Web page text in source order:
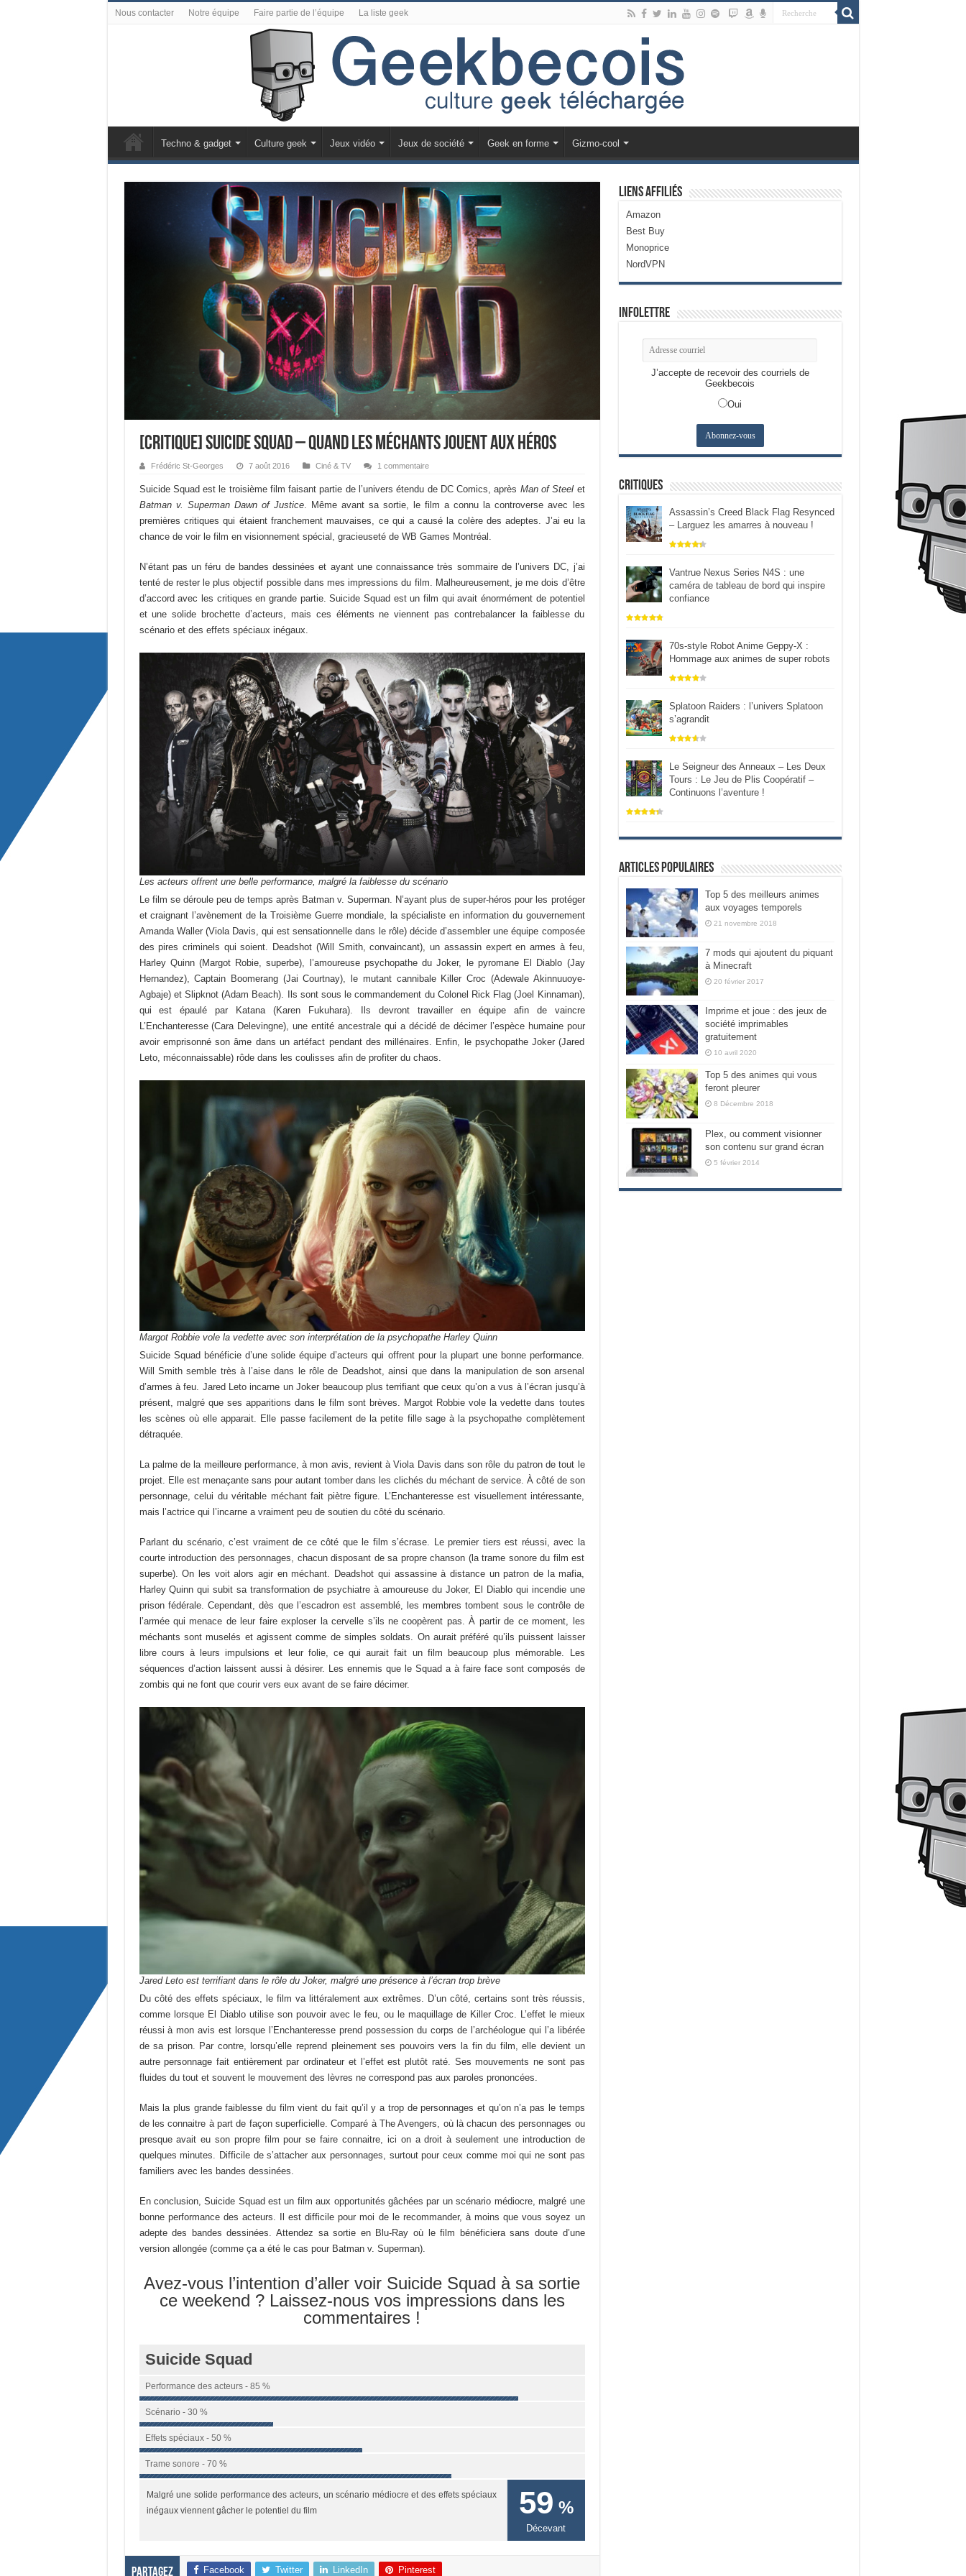
Nous contacter Notre équipe Faire partie de l’équipe La liste geek
Techno & gadget Culture geek Jeux vidéo Jeux de société Geek en forme Gizmo-cool
[Critique] Suicide Squad – Quand les méchants jouent aux héros
Frédéric St-Georges 7 août 2016 Ciné & TV 1 commentaire
Suicide Squad est le troisième film faisant partie de l’univers étendu de DC Comics, après Man of Steel et
Batman v. Superman Dawn of Justice. Même avant sa sortie, le film a connu la controverse avec les
premières critiques qui étaient franchement mauvaises, ce qui a causé la colère des adeptes. J’ai eu la
chance de voir le film en visionnement spécial, gracieuseté de WB Games Montréal.
N’étant pas un féru de bandes dessinées et ayant une connaissance très sommaire de l’univers DC, j’ai
tenté de rester le plus objectif possible dans mes impressions du film. Malheureusement, je me dois d’être
d’accord avec les critiques en grande partie. Suicide Squad est un film qui avait énormément de potentiel
et une solide brochette d’acteurs, mais ces éléments ne viennent pas contrebalancer la faiblesse du
scénario et des effets spéciaux inégaux.
Les acteurs offrent une belle performance, malgré la faiblesse du scénario
Le film se déroule peu de temps après Batman v. Superman. N’ayant plus de super-héros pour les protéger
et craignant l’avènement de la Troisième Guerre mondiale, la spécialiste en information du gouvernement
Amanda Waller (Viola Davis, qui est sensationnelle dans le rôle) décide d’assembler une équipe composée
des pires criminels qui soient. Deadshot (Will Smith, convaincant), un assassin expert en armes à feu,
Harley Quinn (Margot Robie, superbe), l’amoureuse psychopathe du Joker, le pyromane El Diablo (Jay
Hernandez), Captain Boomerang (Jai Courtnay), le mutant cannibale Killer Croc (Adewale Akinnuuoye-
Agbaje) et Slipknot (Adam Beach). Ils sont sous le commandement du Colonel Rick Flag (Joel Kinnaman),
qui est épaulé par Katana (Karen Fukuhara). Ils devront travailler en équipe afin de vaincre
L’Enchanteresse (Cara Delevingne), une entité ancestrale qui a décidé de décimer l’espèce humaine pour
avoir emprisonné son âme dans un artéfact pendant des millénaires. Enfin, le psychopathe Joker (Jared
Leto, méconnaissable) rôde dans les coulisses afin de profiter du chaos.
Margot Robbie vole la vedette avec son interprétation de la psychopathe Harley Quinn
Suicide Squad bénéficie d’une solide équipe d’acteurs qui offrent pour la plupart une bonne performance.
Will Smith semble très à l’aise dans le rôle de Deadshot, ainsi que dans la manipulation de son arsenal
d’armes à feu. Jared Leto incarne un Joker beaucoup plus terrifiant que ceux qu’on a vus à l’écran jusqu’à
présent, malgré que ses apparitions dans le film sont brèves. Margot Robbie vole la vedette dans toutes
les scènes où elle apparait. Elle passe facilement de la petite fille sage à la psychopathe complètement
détraquée.
La palme de la meilleure performance, à mon avis, revient à Viola Davis dans son rôle du patron de tout le
projet. Elle est menaçante sans pour autant tomber dans les clichés du méchant de service. À côté de son
personnage, celui du véritable méchant fait piètre figure. L’Enchanteresse est visuellement intéressante,
mais l’actrice qui l’incarne a vraiment peu de soutien du côté du scénario.
Parlant du scénario, c’est vraiment de ce côté que le film s’écrase. Le premier tiers est réussi, avec la
courte introduction des personnages, chacun disposant de sa propre chanson (la trame sonore du film est
superbe). On les voit alors agir en méchant. Deadshot qui assassine à distance un patron de la mafia,
Harley Quinn qui subit sa transformation de psychiatre à amoureuse du Joker, El Diablo qui incendie une
prison fédérale. Cependant, dès que l’escadron est assemblé, les membres tombent sous le contrôle de
l’armée qui menace de leur faire exploser la cervelle s’ils ne coopèrent pas. À partir de ce moment, les
méchants sont muselés et agissent comme de simples soldats. On aurait préféré qu’ils puissent laisser
libre cours à leurs impulsions et leur folie, ce qui aurait fait un film beaucoup plus mémorable. Les
séquences d’action laissent aussi à désirer. Les ennemis que le Squad a à faire face sont composés de
zombis qui ne font que courir vers eux avant de se faire décimer.
Jared Leto est terrifiant dans le rôle du Joker, malgré une présence à l’écran trop brève
Du côté des effets spéciaux, le film va littéralement aux extrêmes. D’un côté, certains sont très réussis,
comme lorsque El Diablo utilise son pouvoir avec le feu, ou le maquillage de Killer Croc. L’effet le mieux
réussi à mon avis est lorsque l’Enchanteresse prend possession du corps de l’archéologue qui l’a libérée
de sa prison. Par contre, lorsqu’elle reprend pleinement ses pouvoirs vers la fin du film, elle devient un
autre personnage fait entièrement par ordinateur et l’effet est plutôt raté. Ses mouvements ne sont pas
fluides du tout et souvent le mouvement des lèvres ne correspond pas aux paroles prononcées.
Mais la plus grande faiblesse du film vient du fait qu’il y a trop de personnages et qu’on n’a pas le temps
de les connaitre à part de façon superficielle. Comparé à The Avengers, où là chacun des personnages ou
presque avait eu son propre film pour se faire connaitre, ici on a droit à seulement une introduction de
quelques minutes. Difficile de s’attacher aux personnages, surtout pour ceux comme moi qui ne sont pas
familiers avec les bandes dessinées.
En conclusion, Suicide Squad est un film aux opportunités gâchées par un scénario médiocre, malgré une
bonne performance des acteurs. Il est difficile pour moi de le recommander, à moins que vous soyez un
adepte des bandes dessinées. Attendez sa sortie en Blu-Ray où le film bénéficiera sans doute d’une
version allongée (comme ça a été le cas pour Batman v. Superman).
Avez-vous l’intention d’aller voir Suicide Squad à sa sortie
ce weekend ? Laissez-nous vos impressions dans les
commentaires !
Suicide Squad
Performance des acteurs - 85 %
Scénario - 30 %
Effets spéciaux - 50 %
Trame sonore - 70 %
59 %
Décevant
Malgré une solide performance des acteurs, un scénario médiocre et des effets spéciaux
inégaux viennent gâcher le potentiel du film
Partagez Facebook Twitter LinkedIn Pinterest
Liens Affiliés
Amazon
Best Buy
Monoprice
NordVPN
Infolettre
J’accepte de recevoir des courriels de
Geekbecois
Oui
Critiques
Assassin’s Creed Black Flag Resynced
– Larguez les amarres à nouveau !
Vantrue Nexus Series N4S : une
caméra de tableau de bord qui inspire
confiance
70s-style Robot Anime Geppy-X :
Hommage aux animes de super robots
Splatoon Raiders : l’univers Splatoon
s’agrandit
Le Seigneur des Anneaux – Les Deux
Tours : Le Jeu de Plis Coopératif –
Continuons l’aventure !
Articles populaires
Top 5 des meilleurs animes
aux voyages temporels
21 novembre 2018
7 mods qui ajoutent du piquant
à Minecraft
20 février 2017
Imprime et joue : des jeux de
société imprimables
gratuitement
10 avril 2020
Top 5 des animes qui vous
feront pleurer
8 Décembre 2018
Plex, ou comment visionner
son contenu sur grand écran
5 février 2014